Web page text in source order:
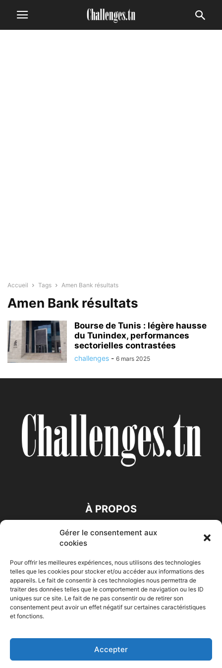
Gérer le consentement aux
cookies
Pour offrir les meilleures expériences, nous utilisons des technologies
telles que les cookies pour stocker et/ou accéder aux informations des
appareils. Le fait de consentir à ces technologies nous permettra de
traiter des données telles que le comportement de navigation ou les ID
uniques sur ce site. Le fait de ne pas consentir ou de retirer son
consentement peut avoir un effet négatif sur certaines caractéristiques
et fonctions.
Accepter
Accueil Tags Amen Bank résultats
Amen Bank résultats
Bourse de Tunis : légère hausse
du Tunindex, performances
sectorielles contrastées
challenges - 6 mars 2025
À PROPOS
SUIVEZ NOUS
Accueil Economie Entreprises Entrepreneur Afrique
HIGH-TECH Auto-Moto